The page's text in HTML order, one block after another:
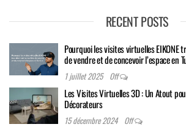
RECENT POSTS
Pourquoi les visites virtuelles EIKONE
de vendre et de concevoir l’espace en
1 juillet 2025 Off
Les Visites Virtuelles 3D : Un Atout
Décorateurs
15 décembre 2024 Off